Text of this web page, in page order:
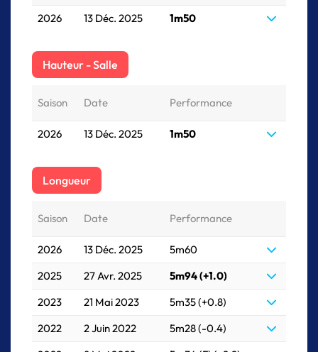
2026 13 Déc. 2025 1m50
Hauteur - Salle
Saison Date Performance
2026 13 Déc. 2025 1m50
Longueur
Saison Date Performance
2026 13 Déc. 2025
5m60
2025
27 Avr. 2025
5m94 (+1.0)
2023
21 Mai 2023
5m35 (+0.8)
2022
2 Juin 2022
5m28 (-0.4)